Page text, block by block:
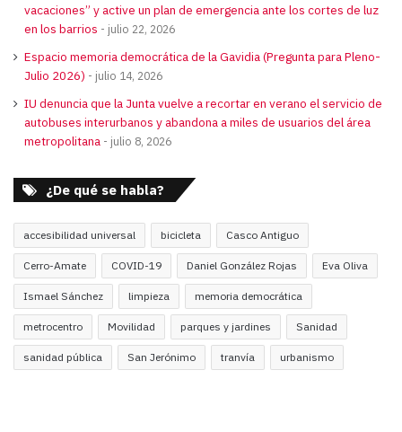
vacaciones” y active un plan de emergencia ante los cortes de luz
en los barrios
julio 22, 2026
Espacio memoria democrática de la Gavidia (Pregunta para Pleno-
Julio 2026)
julio 14, 2026
IU denuncia que la Junta vuelve a recortar en verano el servicio de
autobuses interurbanos y abandona a miles de usuarios del área
metropolitana
julio 8, 2026
¿De qué se habla?
accesibilidad universal bicicleta Casco Antiguo
Cerro-Amate COVID-19 Daniel González Rojas Eva Oliva
Ismael Sánchez limpieza memoria democrática
metrocentro Movilidad parques y jardines Sanidad
sanidad pública San Jerónimo tranvía urbanismo